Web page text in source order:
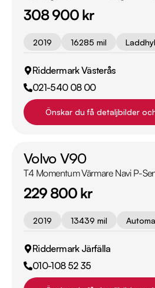
308 900 kr
2019 16285 mil
Riddermark Västerås
021-540 08 00
Önskar du få detaljbilder
Volvo V90
T4 Momentum Värmare Navi P-
229 800 kr
2019 13439 mil
Riddermark Järfälla
010-108 52 35